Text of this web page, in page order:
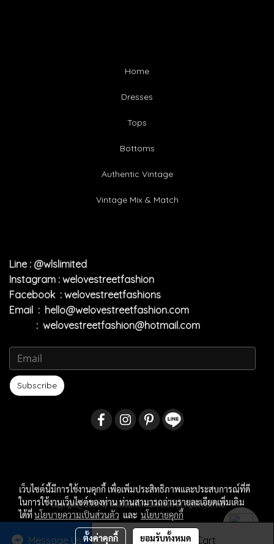
Add to Cart
Message Us
Home
Dresses
Tops
Bottoms
Authentic Vintage
Vintage Mix & Match
Line : @wlslimited
Instagram : welovestreetfashion
Facebook : welovestreetfashions
Email : hello@welovestreetfashion.com
: welovestreetfashion@hotmail.com
Subscribe
copyright@ 2009 by welovestreetfashion.com all rights reserved
เว็บไซต์นี้มีการใช้งานคุกกี้ เพื่อเพิ่มประสิทธิภาพและประสบการณ์ที่ดี
ในการใช้งานเว็บไซต์ของท่าน ท่านสามารถอ่านรายละเอียดเพิ่มเติม
ได้ที่นโยบายความเป็นส่วนตัว และ นโยบายคุกกี้
ตั้งค่าคุกกี้ ยอมรับทั้งหมด